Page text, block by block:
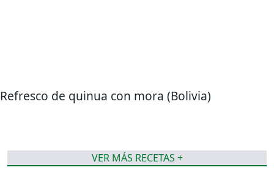
Refresco de quinua con mora (Bolivia)
VER MÁS RECETAS +